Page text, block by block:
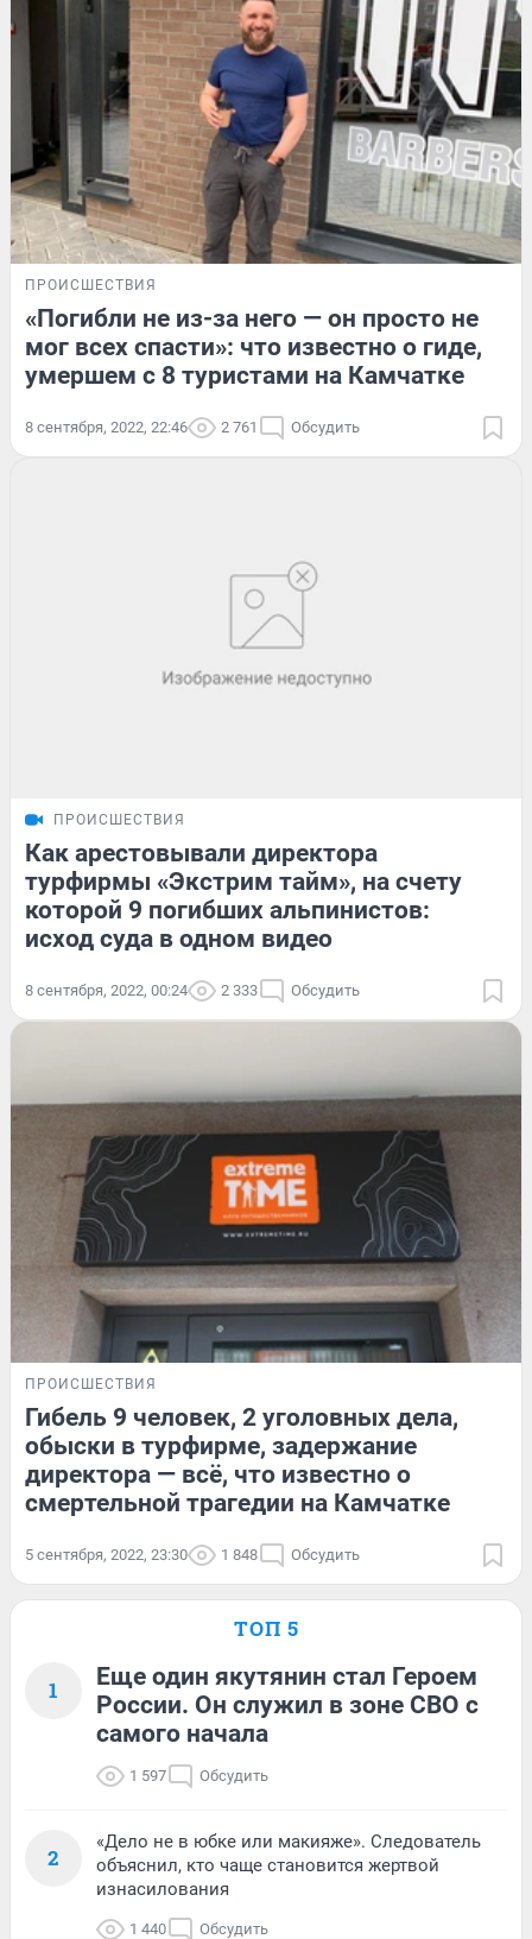
ПРОИСШЕСТВИЯ
«Погибли не из-за него — он просто не
мог всех спасти»: что известно о гиде,
умершем с 8 туристами на Камчатке
8 сентября, 2022, 22:46 2 761 Обсудить
ПРОИСШЕСТВИЯ
Как арестовывали директора
турфирмы «Экстрим тайм», на счету
которой 9 погибших альпинистов:
исход суда в одном видео
8 сентября, 2022, 00:24 2 333 Обсудить
ПРОИСШЕСТВИЯ
Гибель 9 человек, 2 уголовных дела,
обыски в турфирме, задержание
директора — всё, что известно о
смертельной трагедии на Камчатке
5 сентября, 2022, 23:30 1 848 Обсудить
ТОП 5
1
Еще один якутянин стал Героем
России. Он служил в зоне СВО с
самого начала
1 597 Обсудить
2
«Дело не в юбке или макияже». Следователь
объяснил, кто чаще становится жертвой
изнасилования
1 440 Обсудить